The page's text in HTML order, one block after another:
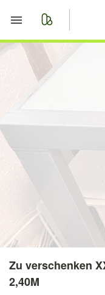
Start
Merkliste
Zu verschenken
2,40M